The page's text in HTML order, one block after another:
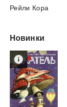
Рейли Кора
Новинки